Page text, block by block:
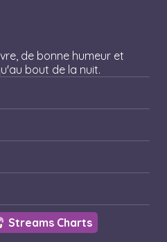
de bonne humeur et
bout de la nuit.
Streams Charts